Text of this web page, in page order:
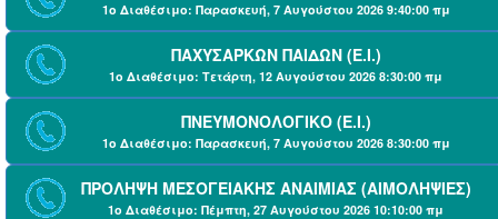
1ο Διαθέσιμο: Παρασκευή, 7 Αυγούστου 2026 9:40:00 πμ
ΠΑΧΥΣΑΡΚΩΝ ΠΑΙΔΩΝ (Ε.Ι.)
1ο Διαθέσιμο: Τετάρτη, 12 Αυγούστου 2026 8:30:00 πμ
ΠΝΕΥΜΟΝΟΛΟΓΙΚΟ (Ε.Ι.)
1ο Διαθέσιμο: Παρασκευή, 7 Αυγούστου 2026 8:30:00 πμ
ΠΡΟΛΗΨΗ ΜΕΣΟΓΕΙΑΚΗΣ ΑΝΑΙΜΙΑΣ (ΑΙΜΟΛΗΨΙΕΣ)
1ο Διαθέσιμο: Πέμπτη, 27 Αυγούστου 2026 10:10:00 πμ